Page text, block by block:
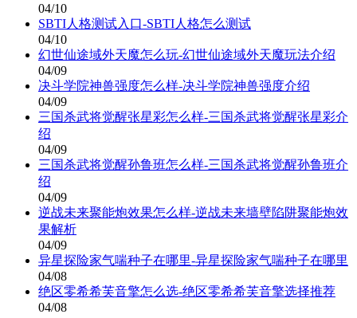
04/10
SBTI人格测试入口-SBTI人格怎么测试
04/10
幻世仙途域外天魔怎么玩-幻世仙途域外天魔玩法介绍
04/09
决斗学院神兽强度怎么样-决斗学院神兽强度介绍
04/09
三国杀武将觉醒张星彩怎么样-三国杀武将觉醒张星彩介
绍
04/09
三国杀武将觉醒孙鲁班怎么样-三国杀武将觉醒孙鲁班介
绍
04/09
逆战未来聚能炮效果怎么样-逆战未来墙壁陷阱聚能炮效
果解析
04/09
异星探险家气喘种子在哪里-异星探险家气喘种子在哪里
04/08
绝区零希希芙音擎怎么选-绝区零希希芙音擎选择推荐
04/08